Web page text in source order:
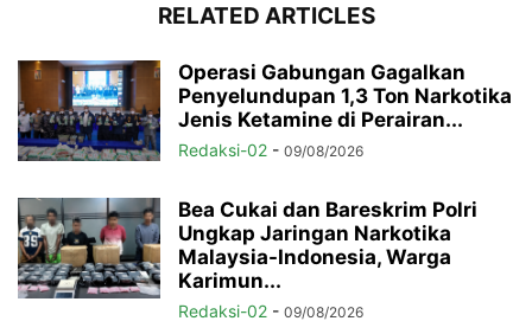
RELATED ARTICLES
Operasi Gabungan Gagalkan
Penyelundupan 1,3 Ton Narkotika
Jenis Ketamine di Perairan...
Redaksi-02 - 09/08/2026
Bea Cukai dan Bareskrim Polri
Ungkap Jaringan Narkotika
Malaysia-Indonesia, Warga
Karimun...
Redaksi-02 - 09/08/2026